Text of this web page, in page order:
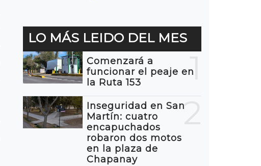
LO MÁS LEIDO DEL MES
1
Comenzará a
funcionar el peaje en
la Ruta 153
2
Inseguridad en San
Martín: cuatro
encapuchados
robaron dos motos
en la plaza de
Chapanay